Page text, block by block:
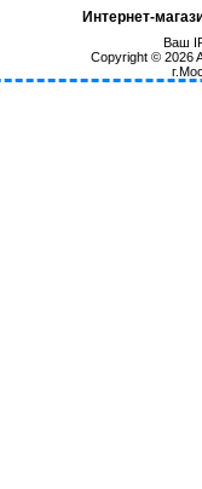
Интернет-
Ваш
Copyright © 2026